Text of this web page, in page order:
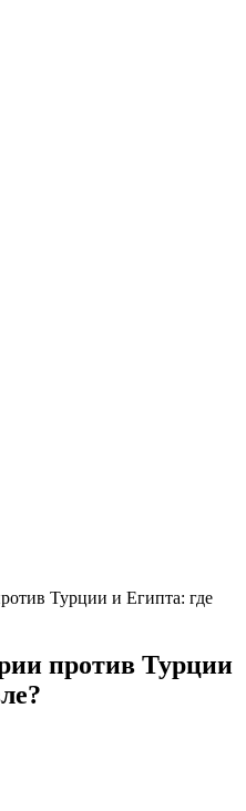
Турции и Египта: где
против Турции